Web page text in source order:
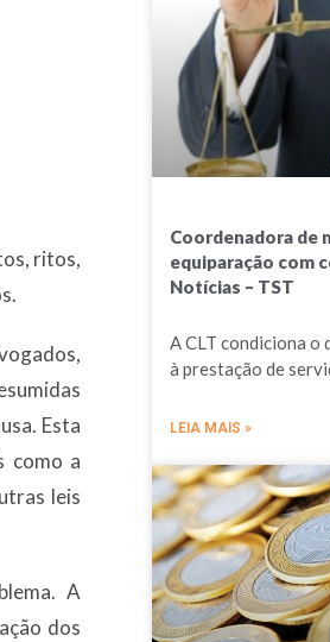
ritos,
Esta
como a
leis
A
dos
Coordenadora de
equiparação com
Notícias – TST
A CLT condiciona o
à prestação de
LEIA MAIS »